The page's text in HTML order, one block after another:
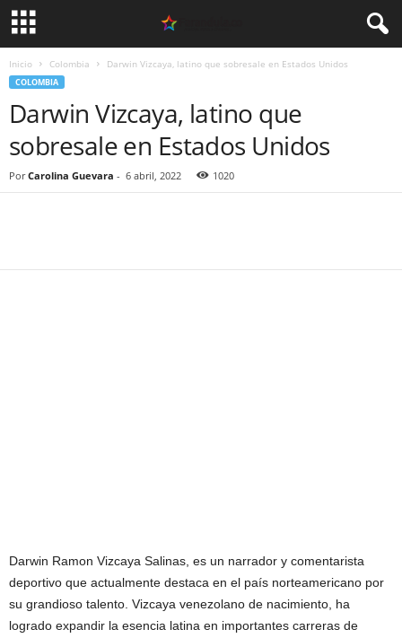
Inicio Colombia Darwin Vizcaya, latino que sobresale en Estados Unidos
COLOMBIA
Darwin Vizcaya, latino que
sobresale en Estados Unidos
Por Carolina Guevara - 6 abril, 2022 1020
Darwin Ramon Vizcaya Salinas, es un narrador y comentarista
deportivo que actualmente destaca en el país norteamericano por
su grandioso talento. Vizcaya venezolano de nacimiento, ha
logrado expandir la esencia latina en importantes carreras de